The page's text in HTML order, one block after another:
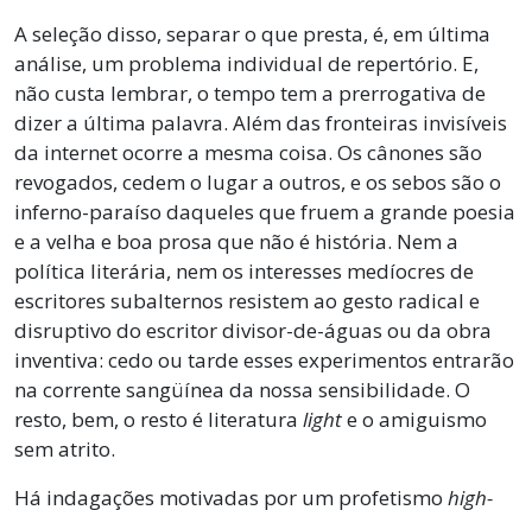
A seleção disso, separar o que presta, é, em última
análise, um problema individual de repertório. E,
não custa lembrar, o tempo tem a prerrogativa de
dizer a última palavra. Além das fronteiras invisíveis
da internet ocorre a mesma coisa. Os cânones são
revogados, cedem o lugar a outros, e os sebos são o
inferno-paraíso daqueles que fruem a grande poesia
e a velha e boa prosa que não é história. Nem a
política literária, nem os interesses medíocres de
escritores subalternos resistem ao gesto radical e
disruptivo do escritor divisor-de-águas ou da obra
inventiva: cedo ou tarde esses experimentos entrarão
na corrente sangüínea da nossa sensibilidade. O
resto, bem, o resto é literatura lighte o amiguismo
sem atrito.
Há indagações motivadas por um profetismo high-